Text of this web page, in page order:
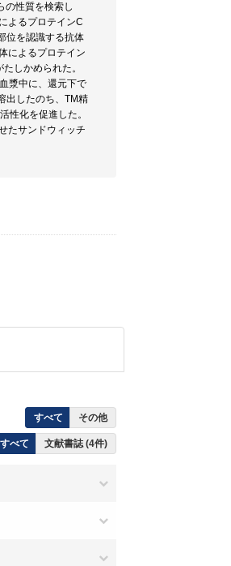
の性質を検索し
よるプロテインC
位を認識する抗体
によるプロテイン
しかめられた。
漿中に、還元下で
出したのち、TM精
性化を促進した。
たサンドウィッチ
すべて その他
すべて 文献書誌 (4件)